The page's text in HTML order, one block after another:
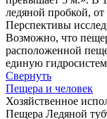
ледяной пробкой,
Перспективы
Возможно, что
расположенной
единую
Свернуть
Пещера и человек
Хозяйственное
Пещера Ледяной